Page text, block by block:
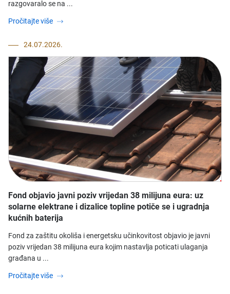
razgovaralo se na ...
Pročitajte više
24.07.2026.
Fond objavio javni poziv vrijedan 38 milijuna eura: uz
solarne elektrane i dizalice topline potiče se i ugradnja
kućnih baterija
Fond za zaštitu okoliša i energetsku učinkovitost objavio je javni
poziv vrijedan 38 milijuna eura kojim nastavlja poticati ulaganja
građana u ...
Pročitajte više